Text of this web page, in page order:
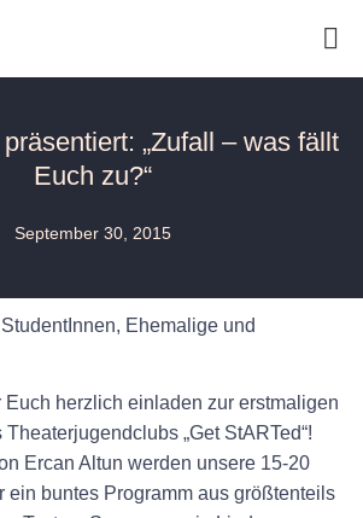
„Zufall – was fällt
Euch zu?“
September 30, 2015
Ehemalige und
Euch herzlich einladen zur erstmaligen
„Get StARTed“!
Ercan Altun werden unsere 15-20
ein buntes Programm aus größtenteils